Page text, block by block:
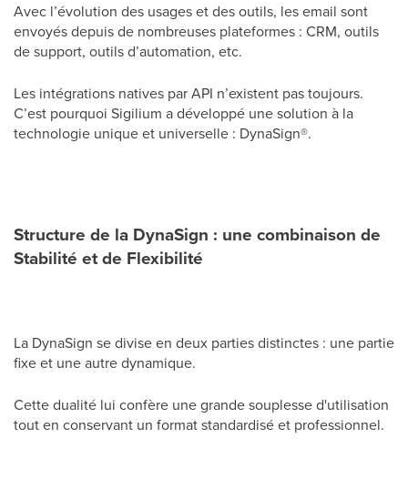
Avec l’évolution des usages et des outils, les email sont
envoyés depuis de nombreuses plateformes : CRM, outils
de support, outils d’automation, etc.
Les intégrations natives par API n’existent pas toujours.
C’est pourquoi Sigilium a développé une solution à la
technologie unique et universelle : DynaSign®.
Structure de la DynaSign : une combinaison de
Stabilité et de Flexibilité
La DynaSign se divise en deux parties distinctes : une partie
fixe et une autre dynamique.
Cette dualité lui confère une grande souplesse d'utilisation
tout en conservant un format standardisé et professionnel.